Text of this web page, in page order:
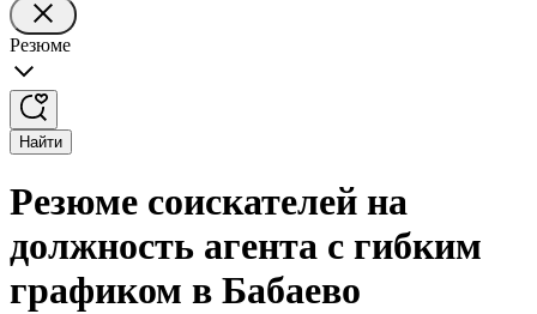
Резюме
Найти
Резюме соискателей на
должность агента с гибким
графиком в Бабаево